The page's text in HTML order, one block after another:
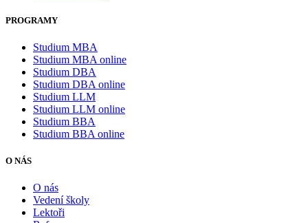
PROGRAMY
Studium MBA
Studium MBA online
Studium DBA
Studium DBA online
Studium LLM
Studium LLM online
Studium BBA
Studium BBA online
O NÁS
O nás
Vedení školy
Lektoři